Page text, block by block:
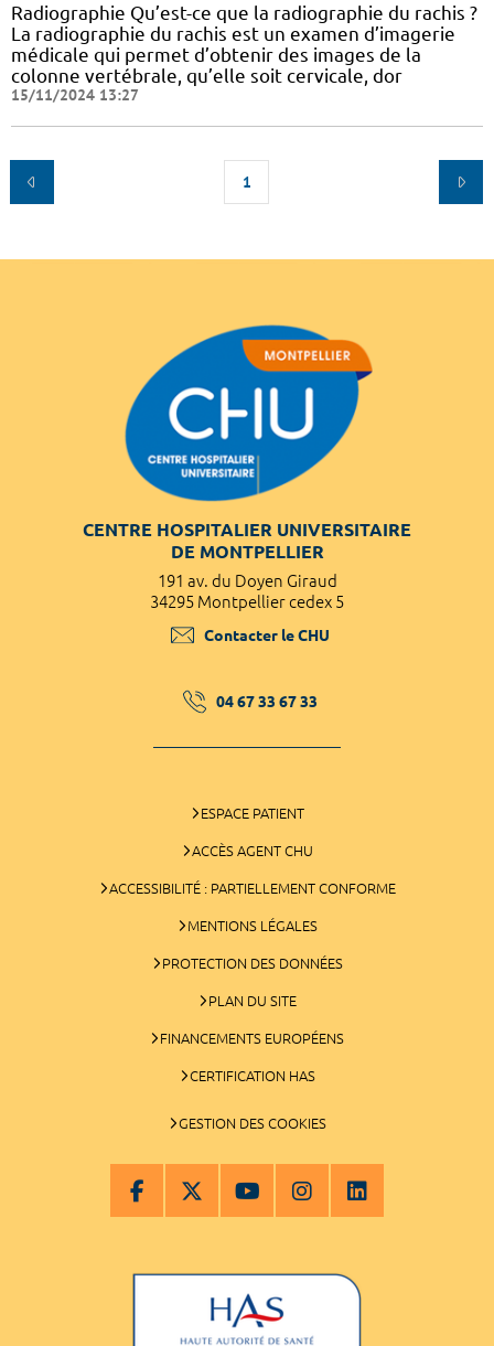
Radiographie Qu’est-ce que la radiographie du rachis ?
La radiographie du rachis est un examen d’imagerie
médicale qui permet d’obtenir des images de la
colonne vertébrale, qu’elle soit cervicale, dor
15/11/2024 13:27
1
CENTRE HOSPITALIER UNIVERSITAIRE
DE MONTPELLIER
191 av. du Doyen Giraud
34295 Montpellier cedex 5
Contacter le CHU
04 67 33 67 33
ESPACE PATIENT
ACCÈS AGENT CHU
ACCESSIBILITÉ : PARTIELLEMENT CONFORME
MENTIONS LÉGALES
PROTECTION DES DONNÉES
PLAN DU SITE
FINANCEMENTS EUROPÉENS
CERTIFICATION HAS
GESTION DES COOKIES